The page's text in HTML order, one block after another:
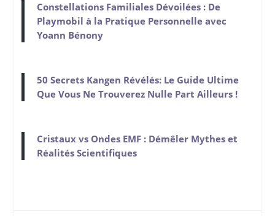
Constellations Familiales Dévoilées : De
Playmobil à la Pratique Personnelle avec
Yoann Bénony
50 Secrets Kangen Révélés: Le Guide Ultime
Que Vous Ne Trouverez Nulle Part Ailleurs !
Cristaux vs Ondes EMF : Démêler Mythes et
Réalités Scientifiques